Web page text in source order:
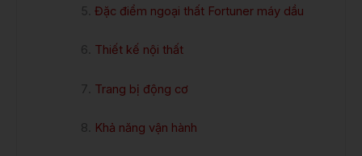
Đặc điểm ngoại thất Fortuner máy dầu
Thiết kế nội thất
Trang bị động cơ
Khả năng vận hành